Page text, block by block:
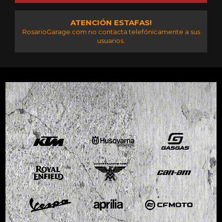
ATENCIÓN ESTAFAS!
RosarioGarage.com no contacta telefónicamente a sus
usuarios.